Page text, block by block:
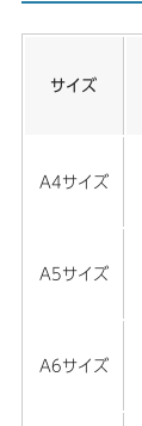
サイズ
A4サイズ
A5サイズ
A6サイズ